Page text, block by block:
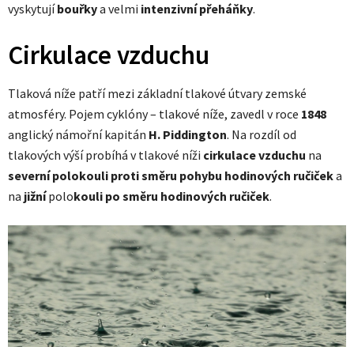
vyskytujíbouřkya velmi intenzivní přeháňky.
Cirkulace vzduchu
Tlaková níže patří mezi základní tlakové útvary zemské
atmosféry. Pojem cyklóny – tlakové níže, zavedl v roce 1848
anglický námořní kapitán H. Piddington. Na rozdíl od
tlakových výší probíhá v tlakové níži cirkulace vzduchu na
severní polokouli proti směru pohybu hodinových ručičeka
na jižnípolokouli po směru hodinových ručiček.